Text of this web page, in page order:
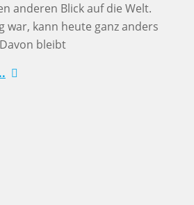
anderen Blick auf die Welt.
war, kann heute ganz anders
bleibt